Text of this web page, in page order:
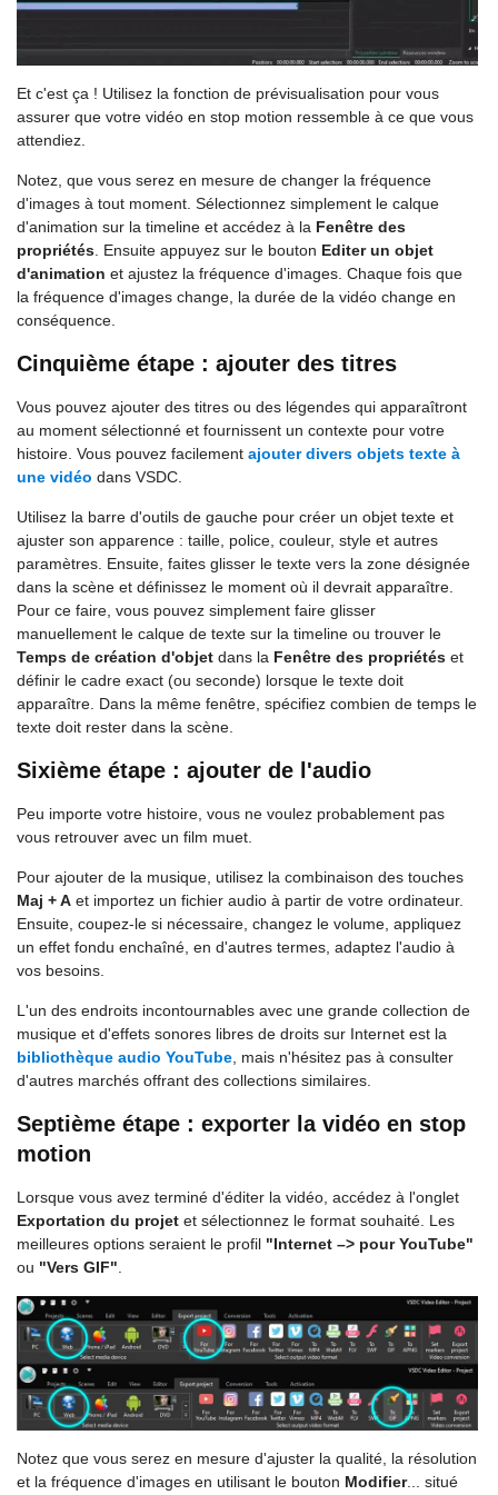
Et c'est ça ! Utilisez la fonction de prévisualisation pour vous
assurer que votre vidéo en stop motion ressemble à ce que vous
attendiez.
Notez, que vous serez en mesure de changer la fréquence
d'images à tout moment. Sélectionnez simplement le calque
d'animation sur la timeline et accédez à la Fenêtre des
propriétés . Ensuite appuyez sur le bouton Editer un objet
d'animation et ajustez la fréquence d'images. Chaque fois que
la fréquence d'images change, la durée de la vidéo change en
conséquence.
Cinquième étape : ajouter des titres
Vous pouvez ajouter des titres ou des légendes qui apparaîtront
au moment sélectionné et fournissent un contexte pour votre
histoire. Vous pouvez facilement ajouter divers objets texte à
une vidéo dans VSDC.
Utilisez la barre d'outils de gauche pour créer un objet texte et
ajuster son apparence : taille, police, couleur, style et autres
paramètres. Ensuite, faites glisser le texte vers la zone désignée
dans la scène et définissez le moment où il devrait apparaître.
Pour ce faire, vous pouvez simplement faire glisser
manuellement le calque de texte sur la timeline ou trouver le
Temps de création d'objet dans la Fenêtre des propriétés et
définir le cadre exact (ou seconde) lorsque le texte doit
apparaître. Dans la même fenêtre, spécifiez combien de temps le
texte doit rester dans la scène.
Sixième étape : ajouter de l'audio
Peu importe votre histoire, vous ne voulez probablement pas
vous retrouver avec un film muet.
Pour ajouter de la musique, utilisez la combinaison des touches
Maj + A et importez un fichier audio à partir de votre ordinateur.
Ensuite, coupez-le si nécessaire, changez le volume, appliquez
un effet fondu enchaîné, en d'autres termes, adaptez l'audio à
vos besoins.
L'un des endroits incontournables avec une grande collection de
musique et d'effets sonores libres de droits sur Internet est la
bibliothèque audio YouTube , mais n'hésitez pas à consulter
d'autres marchés offrant des collections similaires.
Septième étape : exporter la vidéo en stop
motion
Lorsque vous avez terminé d'éditer la vidéo, accédez à l'onglet
Exportation du projet et sélectionnez le format souhaité. Les
meilleures options seraient le profil "Internet –> pour YouTube"
ou "Vers GIF"
Notez que vous serez en mesure d'ajuster la qualité, la résolution
et la fréquence d'images en utilisant le bouton Modifier... situé